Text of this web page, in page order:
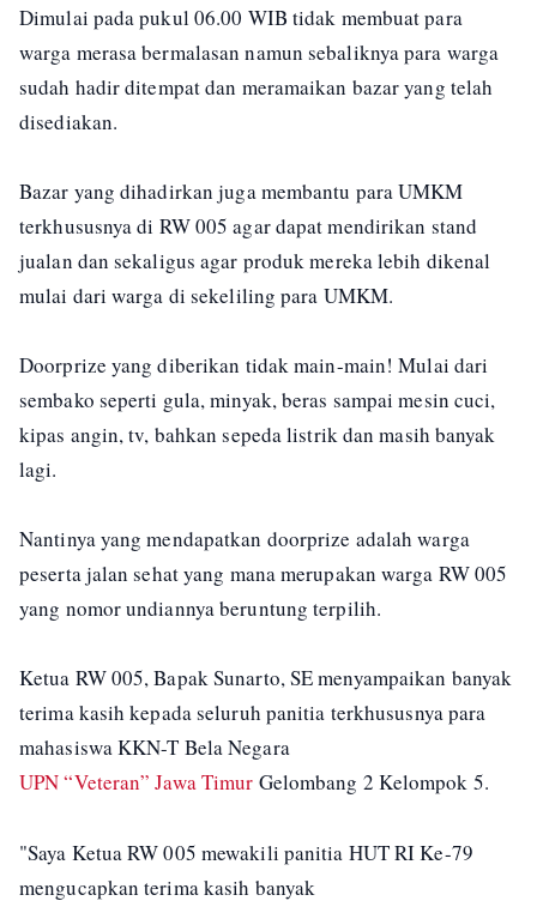
Dimulai pada pukul 06.00 WIB tidak membuat para
warga merasa bermalasan namun sebaliknya para warga
sudah hadir ditempat dan meramaikan bazar yang telah
disediakan.
Bazar yang dihadirkan juga membantu para UMKM
terkhususnya di RW 005 agar dapat mendirikan stand
jualan dan sekaligus agar produk mereka lebih dikenal
mulai dari warga di sekeliling para UMKM.
Doorprize yang diberikan tidak main-main! Mulai dari
sembako seperti gula, minyak, beras sampai mesin cuci,
kipas angin, tv, bahkan sepeda listrik dan masih banyak
lagi.
Nantinya yang mendapatkan doorprize adalah warga
peserta jalan sehat yang mana merupakan warga RW 005
yang nomor undiannya beruntung terpilih.
Ketua RW 005, Bapak Sunarto, SE menyampaikan banyak
terima kasih kepada seluruh panitia terkhususnya para
mahasiswa KKN-T Bela Negara
UPN “Veteran” Jawa Timur Gelombang 2 Kelompok 5.
"Saya Ketua RW 005 mewakili panitia HUT RI Ke-79
mengucapkan terima kasih banyak